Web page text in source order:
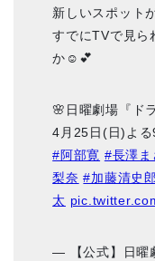
新しいスポット
すでにTVで見ら
か☺💕
🌸日曜劇場『ド
4月25日(日)よる
#阿部寛 #長澤ま
梨奈 #加藤清史郎
太
— 【公式】日曜